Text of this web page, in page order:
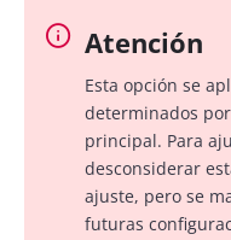
Atención
Esta opción se
determinados
principal. Para
desconsiderar
ajuste, pero se
futuras